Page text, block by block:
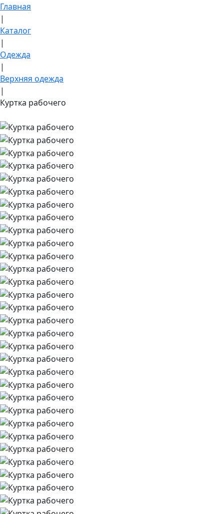
Главная
|
Каталог
|
Одежда
|
Верхняя одежда
|
Куртка рабочего